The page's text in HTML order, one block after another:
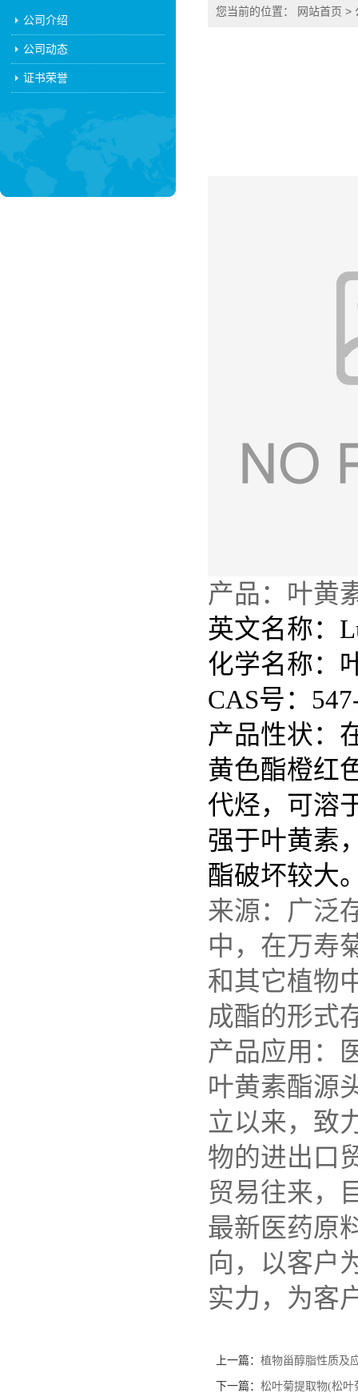
公司介绍
公司动态
证书荣誉
您当前的位置： 网站首页 >
产品：叶黄
英文名称：
化学名称：
CAS号：
产品性状：
黄色酯橙红
代烃，可溶
强于叶黄素
酯破坏较大
来源：广泛
中，在万寿
和其它植物
成酯的形式
产品应用：
叶黄素酯源
立以来，致
物的进出口
贸易往来，
最新医药原
向，以客户
实力，为客
上一篇： 植物甾醇脂性质及
下一篇： 松叶菊提取物(松叶